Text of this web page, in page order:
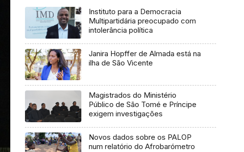
Instituto para a Democracia
Multipartidária preocupado com
intolerância política
Janira Hopffer de Almada está na
ilha de São Vicente
Magistrados do Ministério
Público de São Tomé e Príncipe
exigem investigações
Novos dados sobre os PALOP
num relatório do Afrobarómetro